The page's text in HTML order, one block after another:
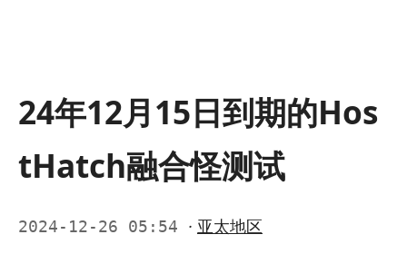
24年12月15日到期的Hos
tHatch融合怪测试
2024-12-26 05:54 · 亚太地区